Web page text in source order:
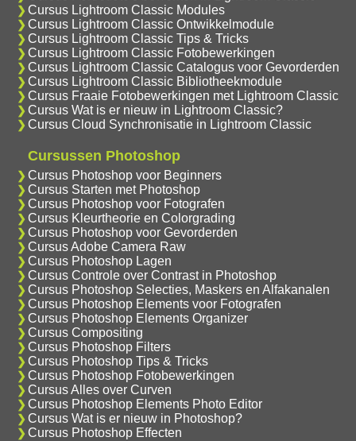
Cursus Lightroom Classic Modules
Cursus Lightroom Classic Ontwikkelmodule
Cursus Lightroom Classic Tips & Tricks
Cursus Lightroom Classic Fotobewerkingen
Cursus Lightroom Classic Catalogus voor Gevorderden
Cursus Lightroom Classic Bibliotheekmodule
Cursus Fraaie Fotobewerkingen met Lightroom Classic
Cursus Wat is er nieuw in Lightroom Classic?
Cursus Cloud Synchronisatie in Lightroom Classic
Cursussen Photoshop
Cursus Photoshop voor Beginners
Cursus Starten met Photoshop
Cursus Photoshop voor Fotografen
Cursus Kleurtheorie en Colorgrading
Cursus Photoshop voor Gevorderden
Cursus Adobe Camera Raw
Cursus Photoshop Lagen
Cursus Controle over Contrast in Photoshop
Cursus Photoshop Selecties, Maskers en Alfakanalen
Cursus Photoshop Elements voor Fotografen
Cursus Photoshop Elements Organizer
Cursus Compositing
Cursus Photoshop Filters
Cursus Photoshop Tips & Tricks
Cursus Photoshop Fotobewerkingen
Cursus Alles over Curven
Cursus Photoshop Elements Photo Editor
Cursus Wat is er nieuw in Photoshop?
Cursus Photoshop Effecten